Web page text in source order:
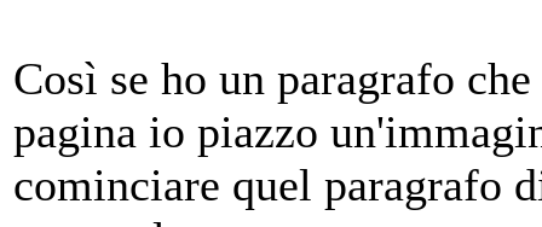
Così se ho un paragrafo
pagina io piazzo
cominciare quel paragrafo